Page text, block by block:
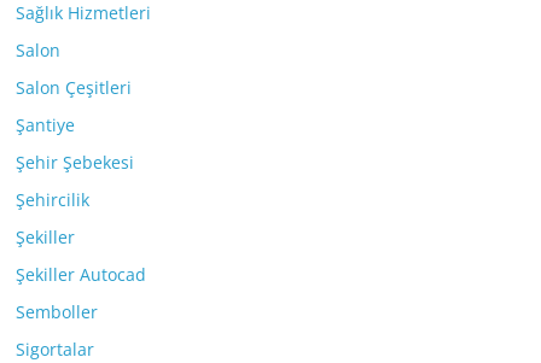
Sağlık Hizmetleri
Salon
Salon Çeşitleri
Şantiye
Şehir Şebekesi
Şehircilik
Şekiller
Şekiller Autocad
Semboller
Sigortalar